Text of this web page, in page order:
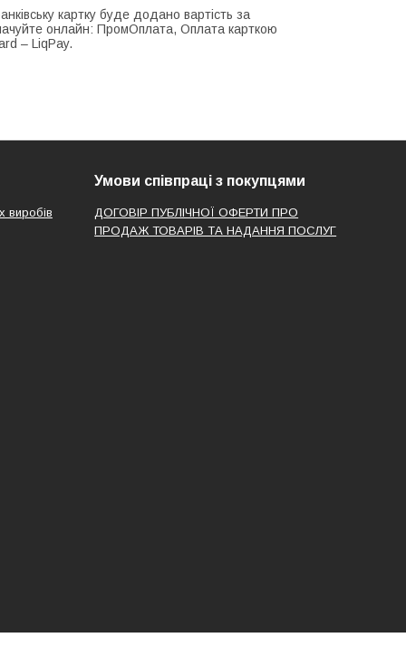
картку буде додано вартість за
онлайн: ПромОплата, Оплата карткою
– LiqPay.
виробів
Умови співпраці з покупцями
ДОГОВІР ПУБЛІЧНОЇ ОФЕРТИ ПРО
ПРОДАЖ ТОВАРІВ ТА НАДАННЯ ПОСЛУГ